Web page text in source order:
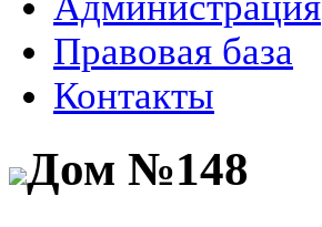
Правовая база
Контакты
Дом №148